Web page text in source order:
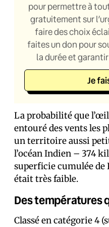
pour permettre à
gratuitement sur
faire des choix
faites un don pour
la durée et
Je
La probabilité que
entouré des vents les
un territoire aussi
l’océan Indien – 374
superficie cumulée de
était très faible.
Des températures
Classé en catégorie 4